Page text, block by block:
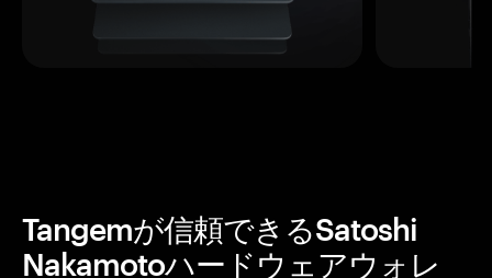
Tangemが信頼できるSatoshi
Nakamotoハードウェアウォレ